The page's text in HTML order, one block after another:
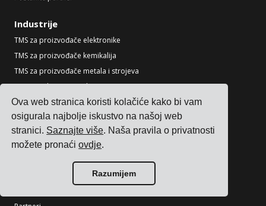
Ova web stranica koristi kolačiće kako bi vam
osigurala najbolje iskustvo na našoj web
stranici. Saznajte više. Naša pravila o privatnosti
možete pronaćiovdje.
Razumijem
Industrije
TMS za proizvođače elektronike
TMS za proizvođače kemikalija
TMS za proizvođače metala i strojeva
TMS za tiskarstvo i pakiranje
Pogledajte sve industrije
Resursi
Blog